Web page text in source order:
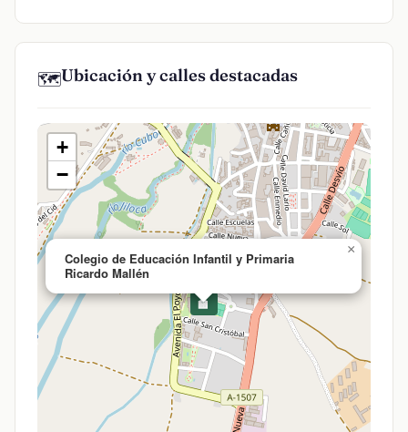
🗺️Ubicación y calles destacadas
🏫
Colegio de Educación Infantil y Primaria
Ricardo Mallén
×
+
−